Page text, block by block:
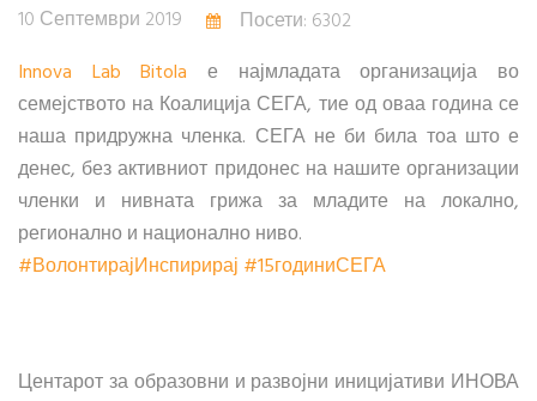
10 Септември 2019
Посети: 6302
Innova Lab Bitola е најмладата организација во
семејството на Коалиција СЕГА, тие од оваа година се
наша придружна членка. СЕГА не би била тоа што е
денес, без активниот придонес на нашите организации
членки и нивната грижа за младите на локално,
регионално и национално ниво.
#ВолонтирајИнспирирај #15годиниСЕГА
Центарот за образовни и развојни иницијативи ИНОВА